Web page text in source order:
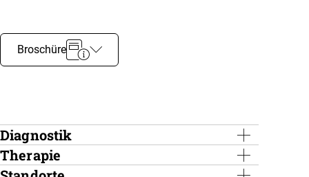
Broschüre
Diagnostik
Unsere Diagnostik basiert auf international
anerkannten Standards.
Therapie
Neben einem begrenzten Kontingent an ambulanten